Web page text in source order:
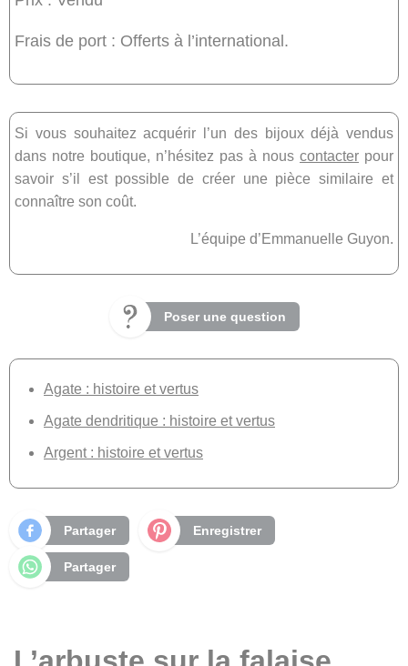
Frais de port : Offerts à l’international.
Si vous souhaitez acquérir l’un des bijoux déjà vendus
dans notre boutique, n’hésitez pas à nous contacter pour
savoir s’il est possible de créer une pièce similaire et
connaître son coût.
L’équipe d’Emmanuelle Guyon.
Poser une question
Agate : histoire et vertus
Agate dendritique : histoire et vertus
Argent : histoire et vertus
Partager Enregistrer
Partager